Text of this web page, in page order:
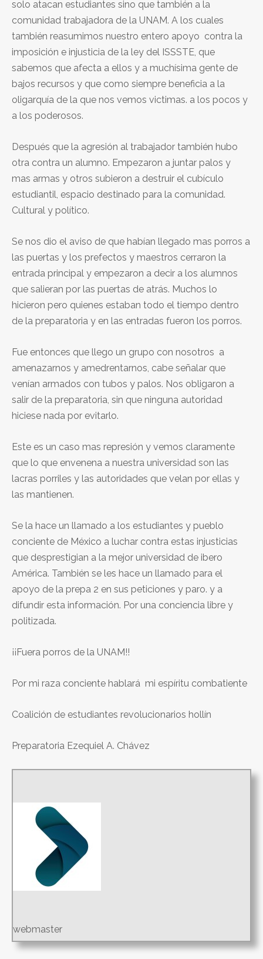
solo atacan estudiantes sino que también a la
comunidad trabajadora de la UNAM. A los cuales
también reasumimos nuestro entero apoyo contra la
imposición e injusticia de la ley del ISSSTE, que
sabemos que afecta a ellos y a muchísima gente de
bajos recursos y que como siempre beneficia a la
oligarquía de la que nos vemos victimas. a los pocos y
a los poderosos.
Después que la agresión al trabajador también hubo
otra contra un alumno. Empezaron a juntar palos y
mas armas y otros subieron a destruir el cubículo
estudiantil, espacio destinado para la comunidad.
Cultural y político.
Se nos dio el aviso de que habían llegado mas porros a
las puertas y los prefectos y maestros cerraron la
entrada principal y empezaron a decir a los alumnos
que salieran por las puertas de atrás. Muchos lo
hicieron pero quienes estaban todo el tiempo dentro
de la preparatoria y en las entradas fueron los porros.
Fue entonces que llego un grupo con nosotros a
amenazarnos y amedrentarnos, cabe señalar que
venían armados con tubos y palos. Nos obligaron a
salir de la preparatoria, sin que ninguna autoridad
hiciese nada por evitarlo.
Este es un caso mas represión y vemos claramente
que lo que envenena a nuestra universidad son las
lacras porriles y las autoridades que velan por ellas y
las mantienen.
Se la hace un llamado a los estudiantes y pueblo
conciente de México a luchar contra estas injusticias
que desprestigian a la mejor universidad de ibero
América. También se les hace un llamado para el
apoyo de la prepa 2 en sus peticiones y paro. y a
difundir esta información. Por una conciencia libre y
politizada.
¡¡Fuera porros de la UNAM!!
Por mi raza conciente hablará mi espíritu combatiente
Coalición de estudiantes revolucionarios hollín
Preparatoria Ezequiel A. Chávez
webmaster